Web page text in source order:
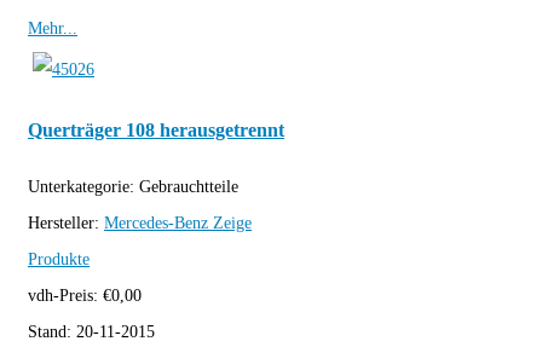
Mehr...
Querträger 108 herausgetrennt
Unterkategorie: Gebrauchtteile
Hersteller: Mercedes-Benz Zeige
Produkte
vdh-Preis: €0,00
Stand: 20-11-2015